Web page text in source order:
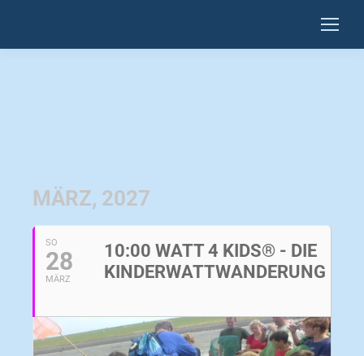
MÄRZ, 2027
SO
28
MÄRZ
10:00 WATT 4 KIDS® - DIE
KINDERWATTWANDERUNG